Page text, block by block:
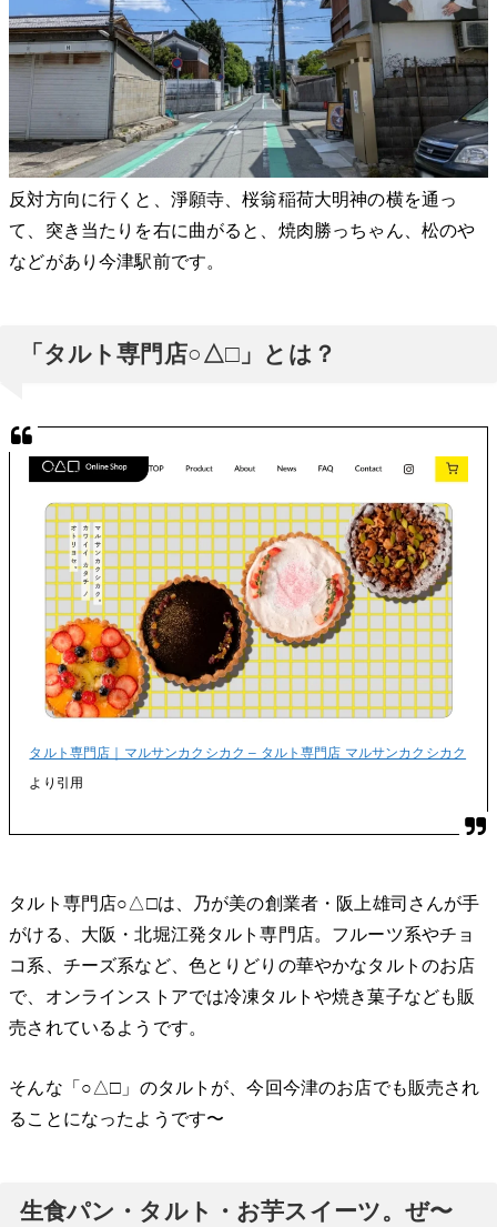
反対方向に行くと、淨願寺、桜翁稲荷大明神の横を通っ
て、突き当たりを右に曲がると、焼肉勝っちゃん、松のや
などがあり今津駅前です。
「タルト専門店○△□」とは？
タルト専門店｜マルサンカクシカク – タルト専門店 マルサンカクシカク
より引用
タルト専門店○△□は、乃が美の創業者・阪上雄司さんが手
がける、大阪・北堀江発タルト専門店。フルーツ系やチョ
コ系、チーズ系など、色とりどりの華やかなタルトのお店
で、オンラインストアでは冷凍タルトや焼き菓子なども販
売されているようです。
そんな「○△□」のタルトが、今回今津のお店でも販売され
ることになったようです〜
生食パン・タルト・お芋スイーツ。ぜ〜